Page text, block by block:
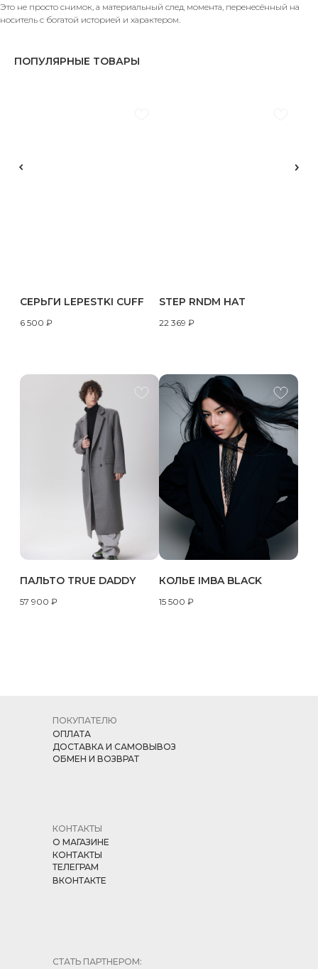
Это не просто снимок, а материальный след момента, перенесённый на
носитель с богатой историей и характером.
ПОПУЛЯРНЫЕ ТОВАРЫ
СЕРЬГИ LEPESTKI CUFF
6 500 ₽
STEP RNDM HAT
22 369 ₽
ПАЛЬТО TRUE DADDY
57 900 ₽
КОЛЬЕ IMBA BLACK
15 500 ₽
СТАТЬ ПАРТНЕРОМ:
КОНТАКТЫ
О МАГАЗИНЕ
КОНТАКТЫ
ТЕЛЕГРАМ
ВКОНТАКТЕ
ПОКУПАТЕЛЮ
ОПЛАТА
ДОСТАВКА И САМОВЫВОЗ
ОБМЕН И ВОЗВРАТ